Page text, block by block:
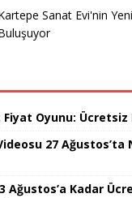
Sanat Evi'nin
Oyunu:
27 Ağustos’ta
Ağustos’a Kadar